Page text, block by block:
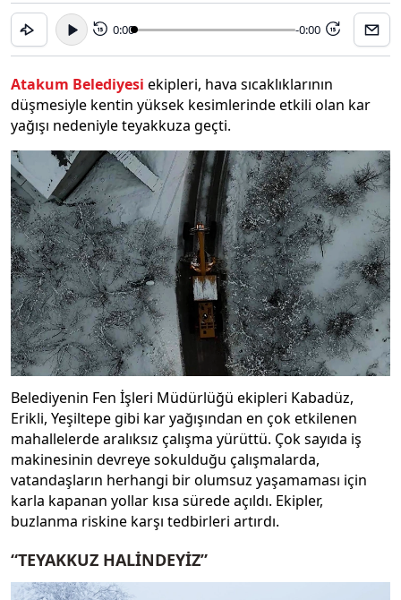
15 0:00 -0:00 15
Atakum Belediyesi ekipleri, hava sıcaklıklarının
düşmesiyle kentin yüksek kesimlerinde etkili olan kar
yağışı nedeniyle teyakkuza geçti.
Belediyenin Fen İşleri Müdürlüğü ekipleri Kabadüz,
Erikli, Yeşiltepe gibi kar yağışından en çok etkilenen
mahallelerde aralıksız çalışma yürüttü. Çok sayıda iş
makinesinin devreye sokulduğu çalışmalarda,
vatandaşların herhangi bir olumsuz yaşamaması için
karla kapanan yollar kısa sürede açıldı. Ekipler,
buzlanma riskine karşı tedbirleri artırdı.
“TEYAKKUZ HALİNDEYİZ”